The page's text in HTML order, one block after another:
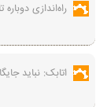
راه‌اندازی
اتابک: نباید